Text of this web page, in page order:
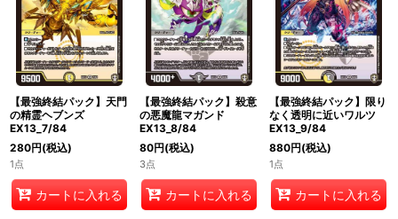
【最強終結パック】天門
の精霊ヘブンズ
EX13_7/84
280円(税込)
1点
カートに入れる
【最強終結パック】殺意
の悪魔龍マガンド
EX13_8/84
80円(税込)
3点
カートに入れる
【最強終結パック】限り
なく透明に近いワルツ
EX13_9/84
880円(税込)
1点
カートに入れる